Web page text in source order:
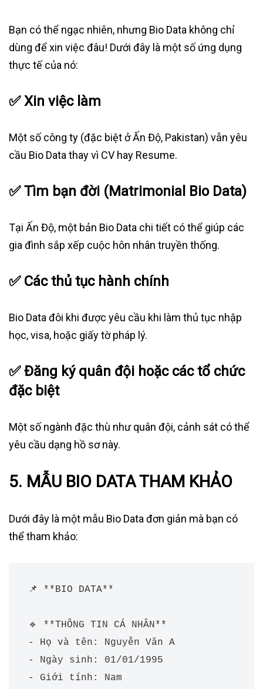
Bạn có thể ngạc nhiên, nhưng Bio Data không chỉ
dùng để xin việc đâu! Dưới đây là một số ứng dụng
thực tế của nó:
✅Xin việc làm
Một số công ty (đặc biệt ở Ấn Độ, Pakistan) vẫn yêu
cầu Bio Data thay vì CV hay Resume.
✅Tìm bạn đời (Matrimonial Bio Data)
Tại Ấn Độ, một bản Bio Data chi tiết có thể giúp các
gia đình sắp xếp cuộc hôn nhân truyền thống.
✅ Các thủ tục hành chính
Bio Data đôi khi được yêu cầu khi làm thủ tục nhập
học, visa, hoặc giấy tờ pháp lý.
✅Đăng ký quân đội hoặc các tổ chức
đặc biệt
Một số ngành đặc thù như quân đội, cảnh sát có thể
yêu cầu dạng hồ sơ này.
5. MẪU BIO DATA THAM KHẢO
Dưới đây là một mẫu Bio Data đơn giản mà bạn có
thể tham khảo:
📌 **BIO DATA**
🔹 **THÔNG TIN CÁ NHÂN**
- Họ và tên: Nguyễn Văn A
- Ngày sinh: 01/01/1995
- Giới tính: Nam